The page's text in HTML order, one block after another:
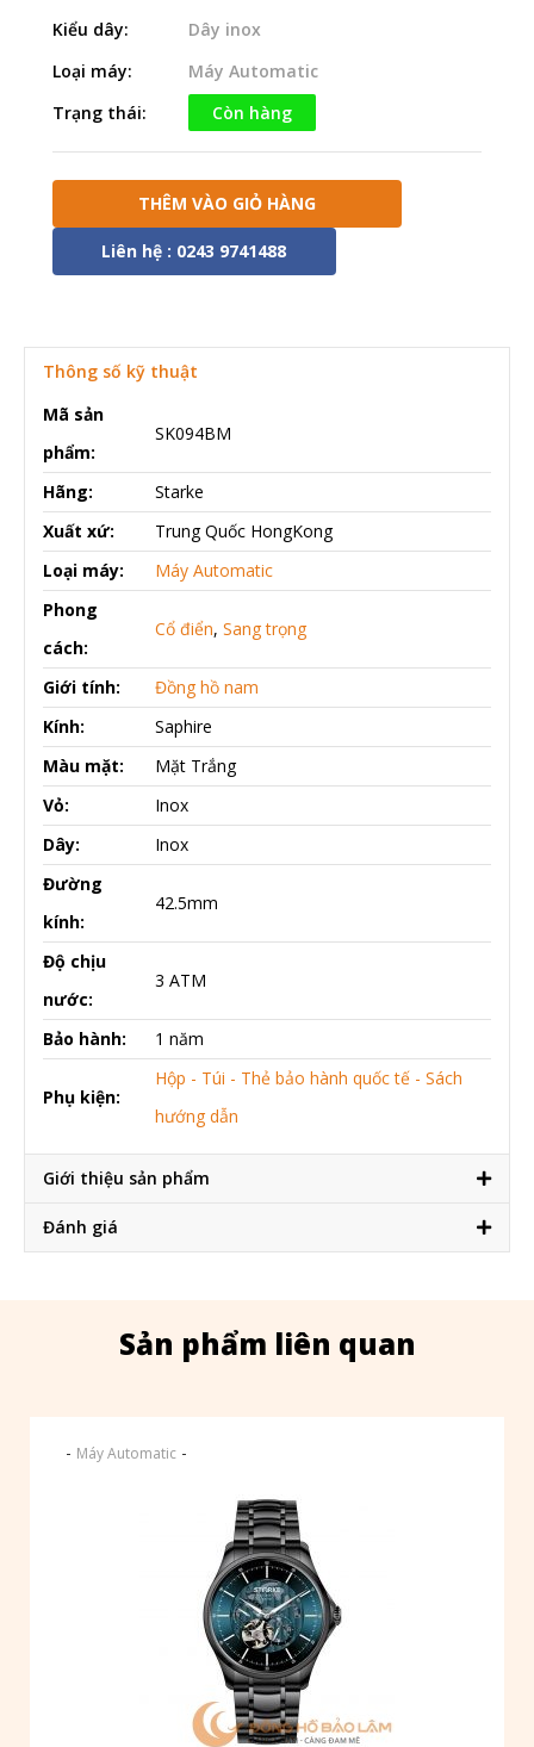
Kiểu dây:
Dây inox
Loại máy:
Máy Automatic
Trạng thái:
Còn hàng
THÊM VÀO GIỎ HÀNG
Liên hệ : 0243 9741488
Thông số kỹ thuật
Mã sản
phẩm:
SK094BM
Hãng:
Starke
Xuất xứ:
Trung Quốc HongKong
Loại máy:
Máy Automatic
Phong
cách:
Cổ điển, Sang trọng
Giới tính:
Đồng hồ nam
Kính:
Saphire
Màu mặt:
Mặt Trắng
Vỏ:
Inox
Dây:
Inox
Đường
kính:
42.5mm
Độ chịu
nước:
3 ATM
Bảo hành: 1 năm
Phụ kiện:
Hộp - Túi - Thẻ bảo hành quốc tế - Sách
hướng dẫn
Giới thiệu sản phẩm
Đánh giá
Sản phẩm liên quan
- Máy Automatic -